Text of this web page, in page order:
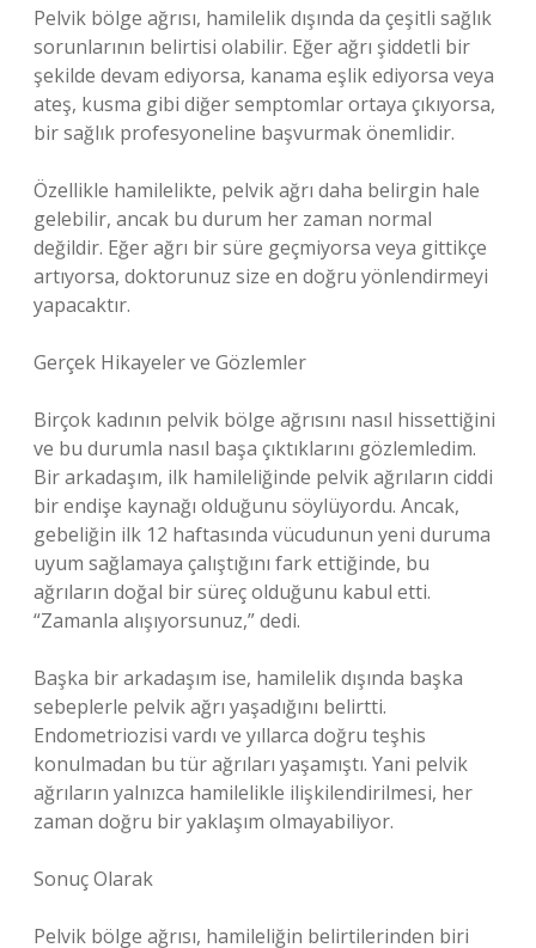
Pelvik bölge ağrısı, hamilelik dışında da çeşitli sağlık
sorunlarının belirtisi olabilir. Eğer ağrı şiddetli bir
şekilde devam ediyorsa, kanama eşlik ediyorsa veya
ateş, kusma gibi diğer semptomlar ortaya çıkıyorsa,
bir sağlık profesyoneline başvurmak önemlidir.
Özellikle hamilelikte, pelvik ağrı daha belirgin hale
gelebilir, ancak bu durum her zaman normal
değildir. Eğer ağrı bir süre geçmiyorsa veya gittikçe
artıyorsa, doktorunuz size en doğru yönlendirmeyi
yapacaktır.
Gerçek Hikayeler ve Gözlemler
Birçok kadının pelvik bölge ağrısını nasıl hissettiğini
ve bu durumla nasıl başa çıktıklarını gözlemledim.
Bir arkadaşım, ilk hamileliğinde pelvik ağrıların ciddi
bir endişe kaynağı olduğunu söylüyordu. Ancak,
gebeliğin ilk 12 haftasında vücudunun yeni duruma
uyum sağlamaya çalıştığını fark ettiğinde, bu
ağrıların doğal bir süreç olduğunu kabul etti.
“Zamanla alışıyorsunuz,” dedi.
Başka bir arkadaşım ise, hamilelik dışında başka
sebeplerle pelvik ağrı yaşadığını belirtti.
Endometriozisi vardı ve yıllarca doğru teşhis
konulmadan bu tür ağrıları yaşamıştı. Yani pelvik
ağrıların yalnızca hamilelikle ilişkilendirilmesi, her
zaman doğru bir yaklaşım olmayabiliyor.
Sonuç Olarak
Pelvik bölge ağrısı, hamileliğin belirtilerinden biri